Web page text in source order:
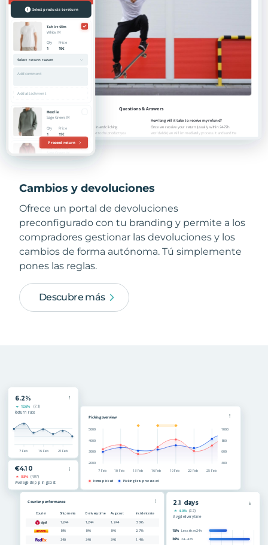
Cambios y devoluciones
Ofrece un portal de devoluciones
preconfigurado con tu branding y permite a los
compradores gestionar las devoluciones y los
cambios de forma autónoma. Tú simplemente
pones las reglas.
Descubre más